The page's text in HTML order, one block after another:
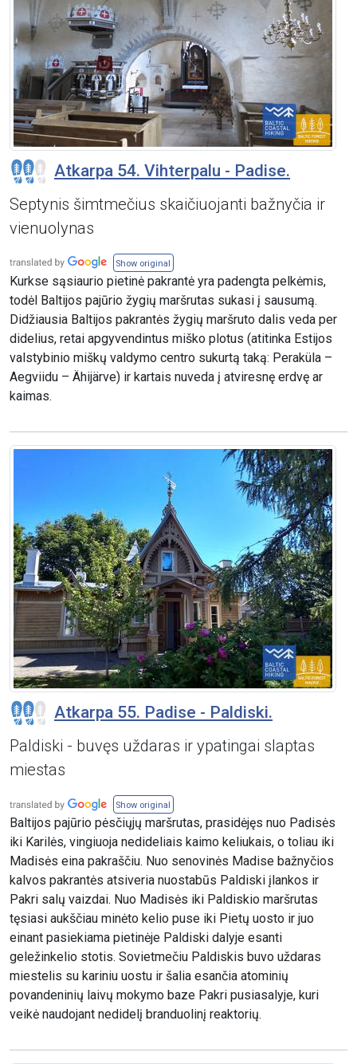
Atkarpa 54. Vihterpalu - Padise.
Septynis šimtmečius skaičiuojanti bažnyčia ir
vienuolynas
Show original
Kurkse sąsiaurio pietinė pakrantė yra padengta pelkėmis,
todėl Baltijos pajūrio žygių maršrutas sukasi į sausumą.
Didžiausia Baltijos pakrantės žygių maršruto dalis veda per
didelius, retai apgyvendintus miško plotus (atitinka Estijos
valstybinio miškų valdymo centro sukurtą taką: Peraküla –
Aegviidu – Ähijärve) ir kartais nuveda į atviresnę erdvę ar
kaimas.
Atkarpa 55. Padise - Paldiski.
Paldiski - buvęs uždaras ir ypatingai slaptas
miestas
Show original
Baltijos pajūrio pėsčiųjų maršrutas, prasidėjęs nuo Padisės
iki Karilės, vingiuoja nedideliais kaimo keliukais, o toliau iki
Madisės eina pakraščiu. Nuo senovinės Madise bažnyčios
kalvos pakrantės atsiveria nuostabūs Paldiski įlankos ir
Pakri salų vaizdai. Nuo Madisės iki Paldiskio maršrutas
tęsiasi aukščiau minėto kelio puse iki Pietų uosto ir juo
einant pasiekiama pietinėje Paldiski dalyje esanti
geležinkelio stotis. Sovietmečiu Paldiskis buvo uždaras
miestelis su kariniu uostu ir šalia esančia atominių
povandeninių laivų mokymo baze Pakri pusiasalyje, kuri
veikė naudojant nedidelį branduolinį reaktorių.